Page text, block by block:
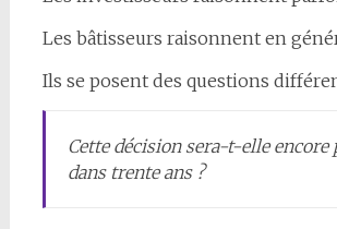
Les bâtisseurs raisonnent en
Ils se posent des questions
Cette décision sera-t-elle
dans trente ans ?